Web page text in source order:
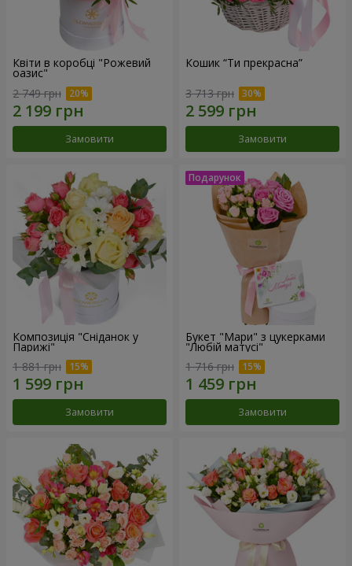
Квіти в коробці "Рожевий
оазис"
2 749 грн
Замовити
Кошик “Ти прекрасна”
3 713 грн
Замовити
Композиція "Сніданок у
Парижі"
1 881 грн
Замовити
Букет "Мари" з цукерками
"Любій матусі"
1 716 грн
Замовити